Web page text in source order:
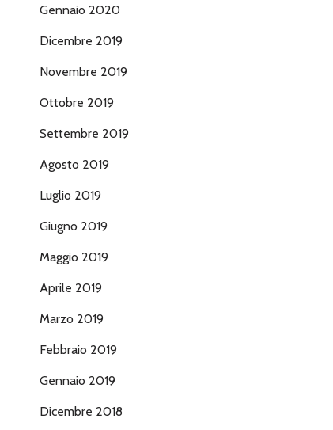
Gennaio 2020
Dicembre 2019
Novembre 2019
Ottobre 2019
Settembre 2019
Agosto 2019
Luglio 2019
Giugno 2019
Maggio 2019
Aprile 2019
Marzo 2019
Febbraio 2019
Gennaio 2019
Dicembre 2018